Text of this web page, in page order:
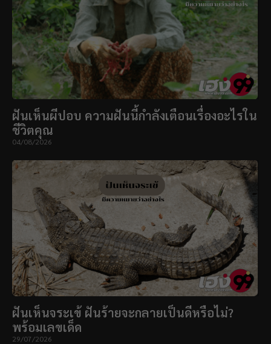
ฝันเห็นผีปอบ ความฝันนี้กำลังเตือนเรื่องอะไรใน
ชีวิตคุณ
04/08/2026
ฝันเห็นจระเข้ ฝันร้ายจะกลายเป็นดีหรือไม่?
พร้อมเลขเด็ด
29/07/2026